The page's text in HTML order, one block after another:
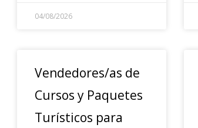
04/08/2026
Vendedores/as de
Cursos y Paquetes
Turísticos para